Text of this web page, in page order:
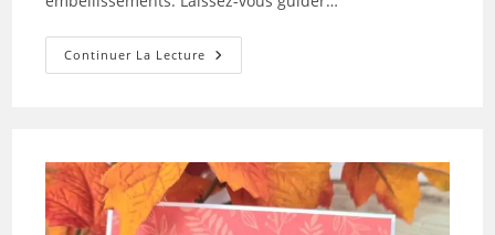
Continuer La Lecture Tuto
N°6
2024
Par
Michelle
Craquelin